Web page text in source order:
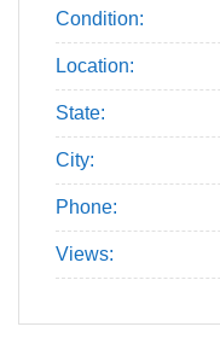
Condition:
Location:
State:
City:
Phone:
Views: